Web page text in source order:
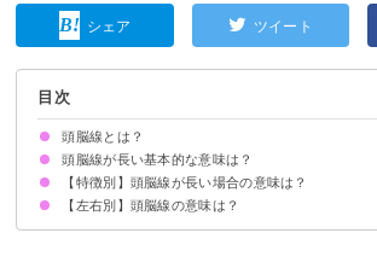
シェア ツイート
目次
頭脳線とは？
頭脳線が長い基本的な意味は？
【特徴別】頭脳線が長い場合の意味は？
【左右別】頭脳線の意味は？